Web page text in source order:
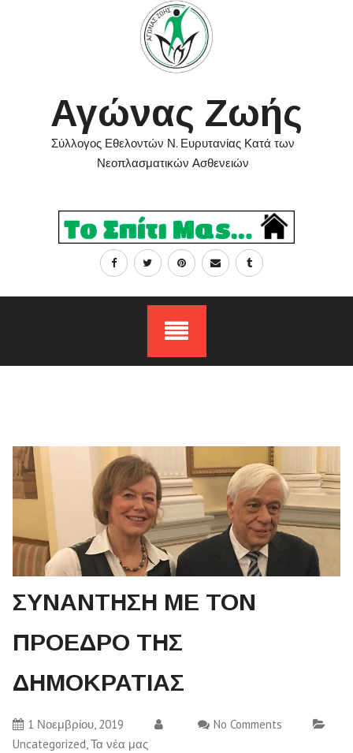
Αγώνας Ζωής
Σύλλογος Εθελοντών Ν. Ευρυτανίας Κατά των
Νεοπλασματικών Ασθενειών
ΣΥΝΑΝΤΗΣΗ ΜΕ ΤΟΝ
ΠΡΟΕΔΡΟ ΤΗΣ
ΔΗΜΟΚΡΑΤΙΑΣ
1 Νοεμβρίου, 2019
No Comments
Uncategorized,Τα νέα μας